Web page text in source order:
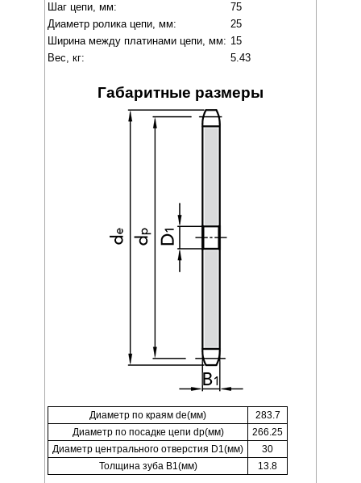
Шаг цепи, мм:
75
Диаметр ролика цепи, мм:
25
Ширина между платинами цепи, мм: 15
Вес, кг:
5.43
Габаритные размеры
Диаметр по краям de(мм)
283.7
Диаметр по посадке цепи dp(мм)
266.25
Диаметр центрального отверстия D1(мм)
30
Толщина зуба B1(мм)
13.8